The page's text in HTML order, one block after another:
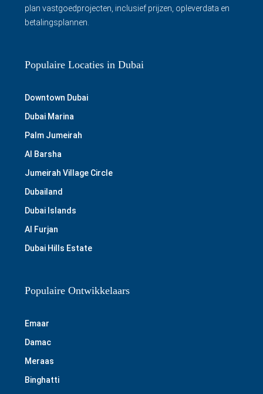
plan vastgoedprojecten, inclusief prijzen, opleverdata en
betalingsplannen.
Populaire Locaties in Dubai
Downtown Dubai
Dubai Marina
Palm Jumeirah
Al Barsha
Jumeirah Village Circle
Dubailand
Dubai Islands
Al Furjan
Dubai Hills Estate
Populaire Ontwikkelaars
Emaar
Damac
Meraas
Binghatti